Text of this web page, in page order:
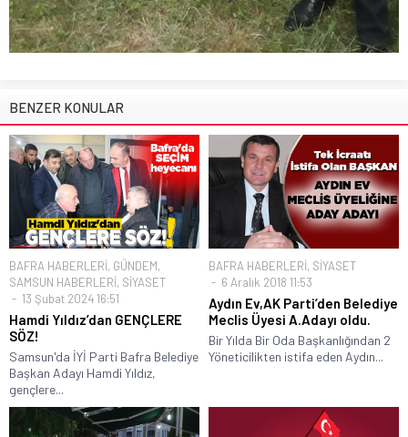
BENZER KONULAR
BAFRA HABERLERİ, GÜNDEM,
SAMSUN HABERLERİ, SİYASET
13 Şubat 2024 16:51
Hamdi Yıldız’dan GENÇLERE
SÖZ!
Samsun'da İYİ Parti Bafra Belediye
Başkan Adayı Hamdi Yıldız,
gençlere...
BAFRA HABERLERİ, SİYASET
6 Aralık 2018 11:53
Aydın Ev,AK Parti’den Belediye
Meclis Üyesi A.Adayı oldu.
Bir Yılda Bir Oda Başkanlığından 2
Yöneticilikten istifa eden Aydın...